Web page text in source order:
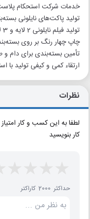
خدمات شرکت استحکام
تولید پاکت‌های نایلونی
تولید فیلم نایلونی 2 لایه و 3 لایه
چاپ چهار رنگ بر روی
تأمین بسته‌بندی برای دام و
ارتقاء کمی و کیفی تولید با
نظرات
لطفا به این کسب و کار
کار بنویسید
حداکثر 2000 کاراکتر